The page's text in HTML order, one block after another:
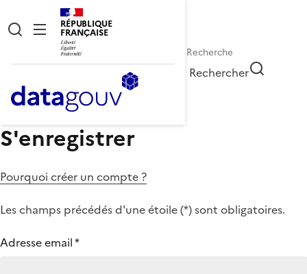
RÉPUBLIQUE
FRANÇAISE
Rechercher
S'enregistrer
Pourquoi créer un compte ?
Les champs précédés d'une étoile (*) sont obligatoires.
Adresse email*